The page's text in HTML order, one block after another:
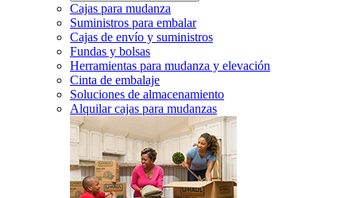
Cajas para mudanza
Suministros para embalar
Cajas de envío y suministros
Fundas y bolsas
Herramientas para mudanza y elevación
Cinta de embalaje
Soluciones de almacenamiento
Alquilar cajas para mudanzas